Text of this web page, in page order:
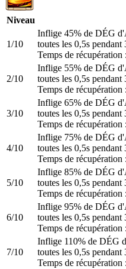
Niveau
1/10
Inflige 45% de DÉG
toutes les 0,5s
Temps de récupération
2/10
Inflige 55% de DÉG
toutes les 0,5s
Temps de récupération
3/10
Inflige 65% de DÉG
toutes les 0,5s
Temps de récupération
4/10
Inflige 75% de DÉG
toutes les 0,5s
Temps de récupération
5/10
Inflige 85% de DÉG
toutes les 0,5s
Temps de récupération
6/10
Inflige 95% de DÉG
toutes les 0,5s
Temps de récupération
7/10
Inflige 110% de DÉG
toutes les 0,5s
Temps de récupération